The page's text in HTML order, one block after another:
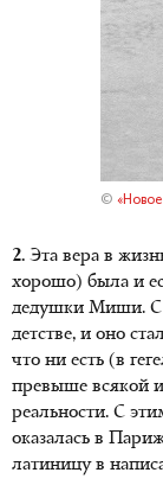
©
2. Эта вера в
хорошо) была и
дедушки Миши. С
детстве, и оно
что ни есть (в
превыше всякой
реальности. С
оказалась в
латиницу в